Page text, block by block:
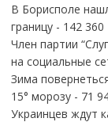
В Борисполе
границу- 142 360
Член партии
на социальные
Зима
15° морозу- 71
Украинцев ждут